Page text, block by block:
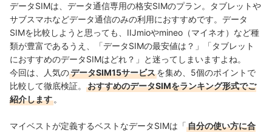
データSIMは、データ通信専用の格安SIMのプラン。タブレットや
サブスマホなどデータ通信のみの利用におすすめです。データ
SIMを比較しようと思っても、IIJmioやmineo（マイネオ）など種
類が豊富であるうえ、
「データSIMの最安値は？」
「タブレット
におすすめのデータSIMはどれ？」と迷ってしまいますよね。
今回は、人気のデータSIM15サービスを集め、5個のポイントで
比較して徹底検証。
おすすめのデータSIMをランキング形式でご
紹介します 。
マイベストが定義するベストなデータSIMは「自分の使い方に合